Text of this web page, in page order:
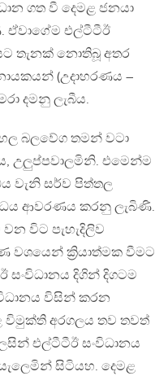
ගත වී දෙමළ ජනයා
ඒවාගේම එල්ටීටීඊ
තැනක් නොතිබූ අතර
(උදාහරණය –
දමනු ලැබීය.
බලවේග තමන් වටා
උලුප්පවාලමිනි. එමෙන්ම
වැනි සර්ව පිත්තල
ආවරණය කරනු ලැබිණි.
වන විට පැහැදිලිව
වශයෙන් ක්‍රියාත්මක වීමට
සංවිධානය දිගින් දිගටම
විසින් කරන
විමුක්ති අරගලය තව තවත්
එල්ටීටීඊ සංවිධානය
සිටියහ. දෙමළ